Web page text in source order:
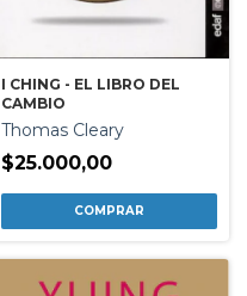
I CHING - EL LIBRO DEL
CAMBIO
Thomas Cleary
$25.000,00